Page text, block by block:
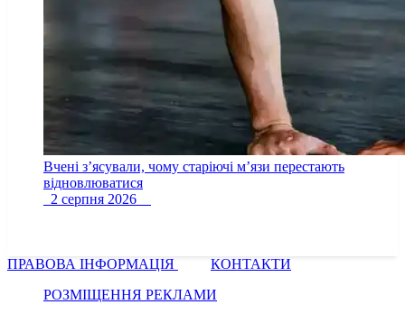
Вчені з’ясували, чому старіючі м’язи перестають
відновлюватися
2 серпня 2026
ПРАВОВА ІНФОРМАЦІЯ
КОНТАКТИ
РОЗМІЩЕННЯ РЕКЛАМИ